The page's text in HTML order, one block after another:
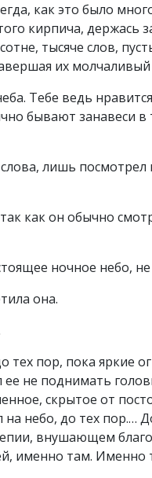
как это было
кирпича, держась
тысяче слов,
их молчаливый
Тебе ведь
бывают занавеси
лишь посмотрел
как он обычно
ночное небо,
она.
тех пор, пока яркие
не поднимать
скрытое от
небо, до тех пор.…
внушающем
именно там.